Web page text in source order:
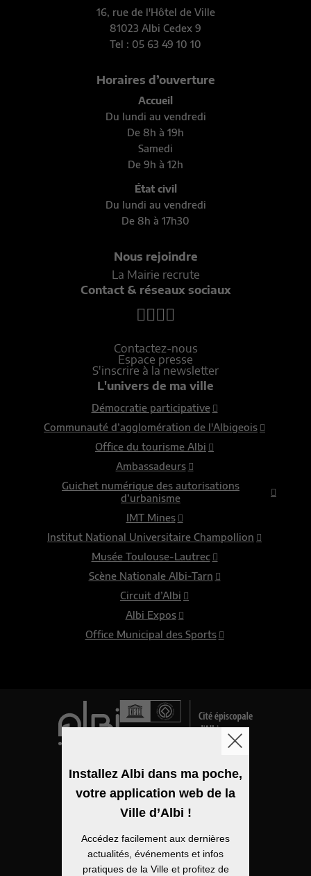
16, rue de l'Hôtel de Ville
81023 Albi Cedex 9
Tel : 05 63 49 10 10
Horaires d’ouverture
Accueil
Du lundi au vendredi
De 8h à 19h
Samedi
De 9h à 12h
État civil
Du lundi au vendredi
De 8h à 17h30
Nous rejoindre
La Mairie recrute
Contact & réseaux sociaux
Contactez-nous
Espace presse
S'inscrire à la newsletter
L'univers de ma ville
Démocratie participative
Communauté d’agglomération de l'Albigeois
Office du tourisme Albi
Ambassadeurs
Guichet numérique des autorisations
d’urbanisme
IMT Mines
Institut National Universitaire Champollion
Musée Toulouse-Lautrec
Scène Nationale Albi-Tarn
Circuit d’Albi
Albi Expos
Office Municipal des Sports
Mentions légales
Politique de confidentialité
Installez Albi dans ma poche,
votre application web de la
Ville d’Albi !
Accédez facilement aux dernières
actualités, événements et infos
pratiques de la Ville et profitez de